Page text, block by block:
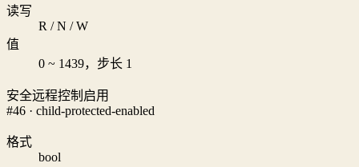
读写
R / N / W
值
0 ~ 1439，步长 1
安全远程控制启用
#46 · child-protected-enabled
格式
bool